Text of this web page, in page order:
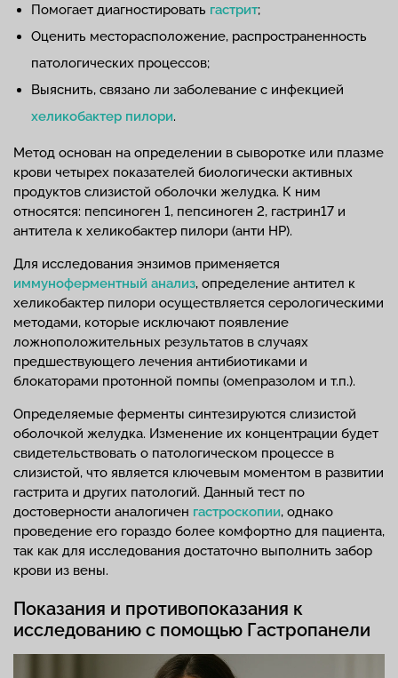
Помогает диагностировать гастрит;
Оценить месторасположение, распространенность
патологических процессов;
Выяснить, связано ли заболевание с инфекцией
хеликобактер пилори.
Метод основан на определении в сыворотке или плазме
крови четырех показателей биологически активных
продуктов слизистой оболочки желудка. К ним
относятся: пепсиноген 1, пепсиноген 2, гастрин17 и
антитела к хеликобактер пилори (анти HP).
Для исследования энзимов применяется
иммуноферментный анализ, определение антител к
хеликобактер пилори осуществляется серологическими
методами, которые исключают появление
ложноположительных результатов в случаях
предшествующего лечения антибиотиками и
блокаторами протонной помпы (омепразолом и т.п.).
Определяемые ферменты синтезируются слизистой
оболочкой желудка. Изменение их концентрации будет
свидетельствовать о патологическом процессе в
слизистой, что является ключевым моментом в развитии
гастрита и других патологий. Данный тест по
достоверности аналогичен гастроскопии, однако
проведение его гораздо более комфортно для пациента,
так как для исследования достаточно выполнить забор
крови из вены.
Показания и противопоказания к
исследованию с помощью Гастропанели